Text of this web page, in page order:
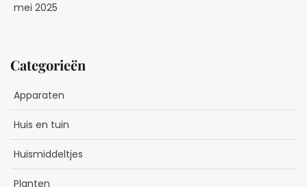
mei 2025
Categorieën
Apparaten
Huis en tuin
Huismiddeltjes
Planten